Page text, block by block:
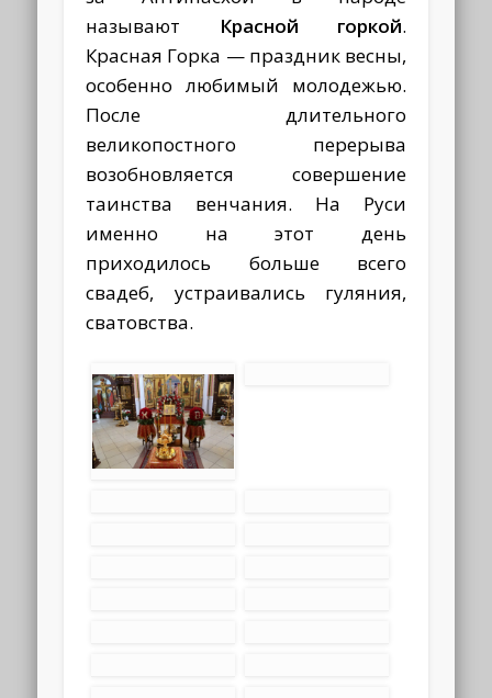
называют
Красной горкой.
Красная Горка — праздник весны,
особенно любимый молодежью.
После длительного
великопостного перерыва
возобновляется совершение
таинства венчания. На Руси
именно на этот день
приходилось больше всего
свадеб, устраивались гуляния,
сватовства.